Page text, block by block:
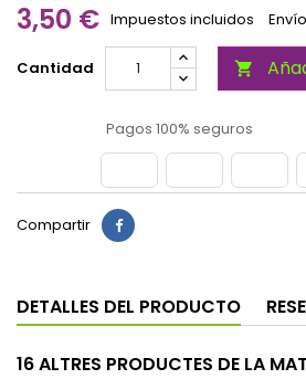
3,50 € Impuestos incluidos
Cantidad 
Pagos 100% seguros
Compartir
DETALLES DEL PRODUCTO
16 ALTRES PRODUCTES DE LA